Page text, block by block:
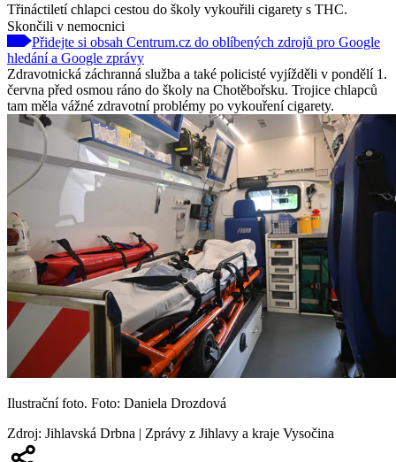
Třináctiletí chlapci cestou do školy vykouřili cigarety s THC.
Skončili v nemocnici
Přidejte si obsah Centrum.cz do oblíbených zdrojů pro Google
hledání a Google zprávy
Zdravotnická záchranná služba a také policisté vyjížděli v pondělí 1.
června před osmou ráno do školy na Chotěbořsku. Trojice chlapců
tam měla vážné zdravotní problémy po vykouření cigarety.
Ilustrační foto. Foto: Daniela Drozdová
Zdroj: Jihlavská Drbna | Zprávy z Jihlavy a kraje Vysočina